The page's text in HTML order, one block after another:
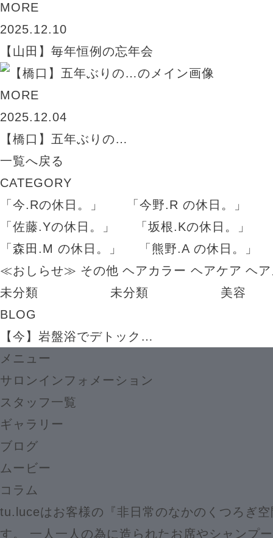
MORE
2025.12.10
【山田】毎年恒例の忘年会
MORE
2025.12.04
【橋口】五年ぶりの…
一覧へ戻る
CATEGORY
「今.Rの休日。」
「今野.R の休日。」
「佐藤.Yの休日。」
「坂根.Kの休日。」
「森田.M の休日。」
「熊野.A の休日。」
≪おしらせ≫ その他 ヘアカラー ヘアケア ヘ
未分類
未分類
美容
BLOG
【今】岩盤浴でデトック…
メニュー
サロンインフォメーション
スタッフ一覧
ギャラリー
ブログ
ムービー
コラム
tu.luceはお客様の『非日常のなかのくつろぎ
す。 一人一人の為に造られたお席やシャンプ